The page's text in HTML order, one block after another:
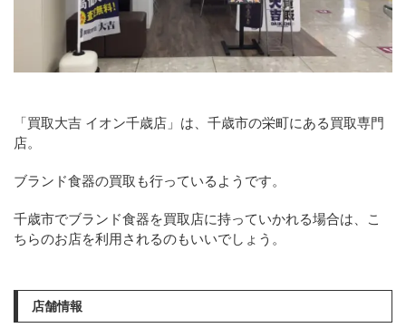
「買取大吉 イオン千歳店」は、千歳市の栄町にある買取専門
店。
ブランド食器の買取も行っているようです。
千歳市でブランド食器を買取店に持っていかれる場合は、こ
ちらのお店を利用されるのもいいでしょう。
店舗情報